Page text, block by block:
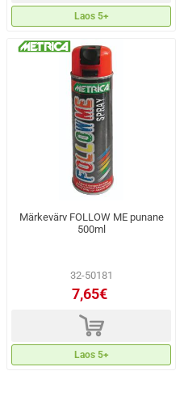
Laos 5+
Märkevärv FOLLOW ME punane
500ml
32-50181
7,65€
d
Laos 5+